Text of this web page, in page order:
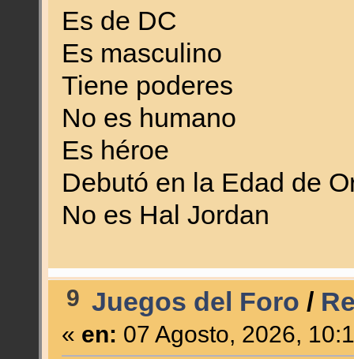
Es de DC
Es masculino
Tiene poderes
No es humano
Es héroe
Debutó en la Edad de
No es Hal Jordan
9 Juegos del Foro /
« en: 07 Agosto, 2026,